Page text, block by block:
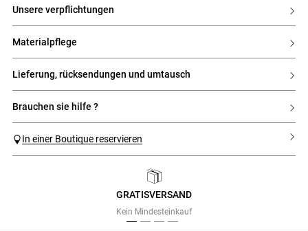
unsere verpflichtungen
materialpflege
lieferung, rücksendungen und umtausch
brauchen sie hilfe ?
In einer Boutique reservieren
GRATISVERSAND
Kein Mindesteinkauf